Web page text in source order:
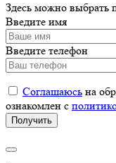
Здесь можно выбрать
Введите имя
Введите телефон
Соглашаюсь на
ознакомлен с